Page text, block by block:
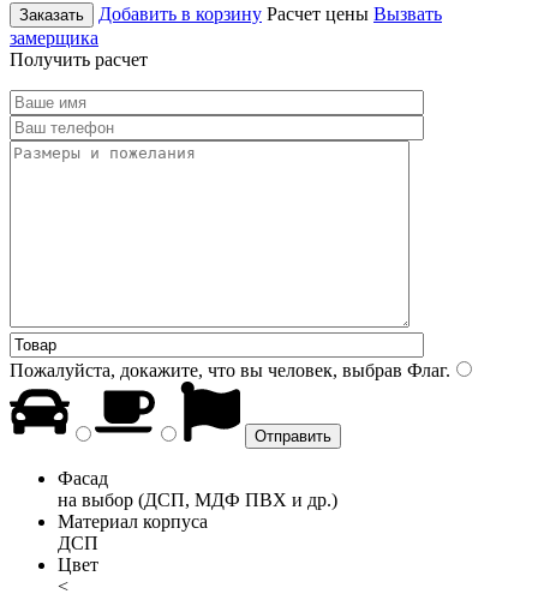
Заказать Добавить в корзину Расчет цены Вызвать
замерщика
Получить расчет
Пожалуйста, докажите, что вы человек, выбрав Флаг.
Фасад
на выбор (ДСП, МДФ ПВХ и др.)
Материал корпуса
ДСП
Цвет
<